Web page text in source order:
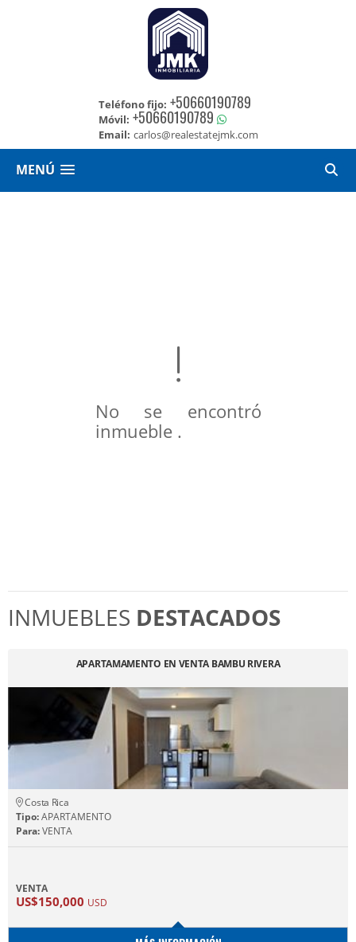
Teléfono fijo: +50660190789
Móvil: +50660190789
Email: carlos@realestatejmk.com
MENÚ
No se encontró
inmueble .
INMUEBLES DESTACADOS
APARTAMAMENTO EN VENTA BAMBU RIVERA
Costa Rica
Tipo:APARTAMENTO
Para:VENTA
VENTA
US$150,000 USD